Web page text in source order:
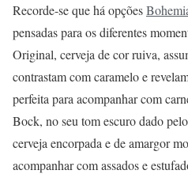
Recorde-se que há opções
pensadas para os diferentes
Original, cerveja de cor ruiva,
contrastam com caramelo e
perfeita para acompanhar com
Bock, no seu tom escuro dado
cerveja encorpada e de amargor
acompanhar com assados e